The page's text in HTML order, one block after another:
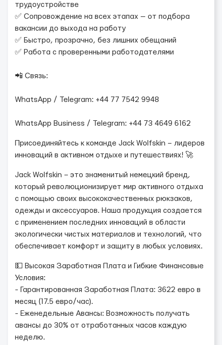
трудоустройстве
✅ Сопровождение на всех этапах — от подбора
вакансии до выхода на работу
✅ Быстро, прозрачно, без лишних обещаний
✅ Работа с проверенными работодателями
📲 Связь:
WhatsApp / Telegram: +44 77 7542 9948
WhatsApp Business / Telegram: +44 73 4649 6162
Присоединяйтесь к команде Jack Wolfskin – лидеров
инноваций в активном отдыхе и путешествиях! 🚀
Jack Wolfskin – это знаменитый немецкий бренд,
который революционизирует мир активного отдыха
с помощью своих высококачественных рюкзаков,
одежды и аксессуаров. Наша продукция создается
с применением последних инноваций в области
экологически чистых материалов и технологий, что
обеспечивает комфорт и защиту в любых условиях.
💵 Высокая Заработная Плата и Гибкие Финансовые
Условия:
- Гарантированная Заработная Плата: 3622 евро в
месяц (17.5 евро/час).
- Еженедельные Авансы: Возможность получать
авансы до 30% от отработанных часов каждую
неделю.